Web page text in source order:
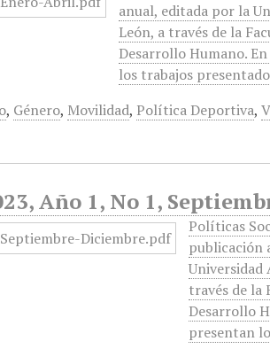
anual, editada por la
León, a través de la
Desarrollo Humano.
los trabajos
, Género, Movilidad, Política Deportiva,
Año 1, No 1,
Políticas
publicación
Universidad
través de la
Desarrollo
presentan